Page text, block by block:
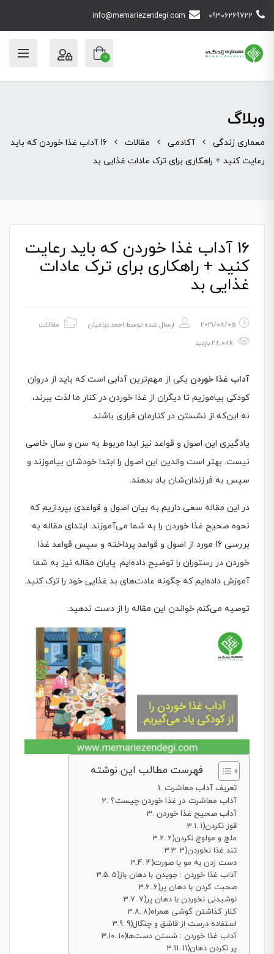
09306269722
info@memariezendegi.com
0
وبلاگ
معماری زندگی آکادمی مقالات
16 آداب غذا خوردن که باید
رعایت کنید + راهکاری برای ترک عادات غذایی بد
16 آداب غذا خوردن که باید رعایت
کنید + راهکاری برای ترک عادات
غذایی بد
2021/08/05 ارسال شده توسط احمد دباغیان
مقالات
آداب غذا خوردن یکی از مهم‌ترین آدابی است که باید از دروان
کودکی بیاموزیم تا دیگران از غذا خوردن در کنار ما لذت ببرند،
نه این‌که از نشستن در کنارمان فراری باشند.
یادگیری این اصول و قواعد نیز ابدا مربوط به سن و سال خاصی
نیست. بهتر است والدین این اصول را ابتدا خودشان بیاموزند و
سپس به فرزندان‌شان یاد بدهند.
در این مقاله سعی داریم به بیان اصول و قواعدی بپردازیم که
نحوه صحیح غذا خوردن را به شما می‌آموزند. ابتدای مقاله به
بررسی 16 مورد از اصول و قواعد
پرداخته و سپس قواعد غذا
خوردن در رستوران را توضیح داده‌ایم. پایان مقاله نیز به شما
آموزش داده‌ایم که چگونه عادت‌های بد غذایی خود را ترک کنید.
توصیه می‌کنم خواندن این مقاله را از دست ندهید.
فهرست مطالب این نوشته
تعریف آداب معاشرت
آداب معاشرت در غذا خوردن چیست؟
آداب صحیح غذا خوردن
1)قوز نکردن
2)ملچ و مولوچ نکردن
3)تند غذا نخوردن
4)دست زدن به مو یا صورت
5)آداب غذا خوردن : جویدن با دهان باز
6)صحبت کردن با دهان پر
7)نوشیدنی نخوردن با دهان پر
8)کنار کذاشتن گوشی همراه
9)استفاده درست از قاشق و چنگال
10)آداب غذا خوردن : شستن دست‌ها
11)پر نکردن دهان